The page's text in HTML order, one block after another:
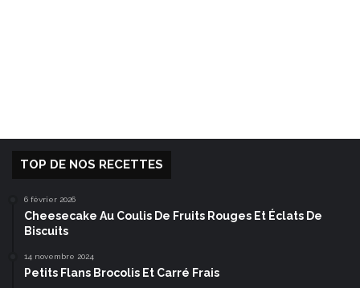
TOP DE NOS RECETTES
6 février 2026
Cheesecake Au Coulis De Fruits Rouges Et Éclats De
Biscuits
14 novembre 2024
Petits Flans Brocolis Et Carré Frais